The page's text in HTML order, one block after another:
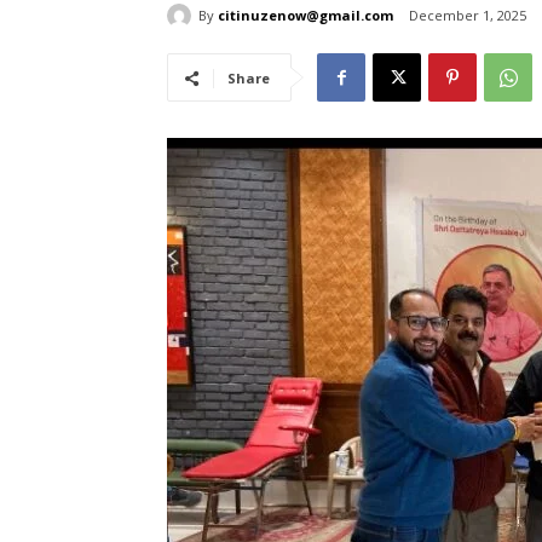
By citinuzenow@gmail.com December 1, 2025
Share